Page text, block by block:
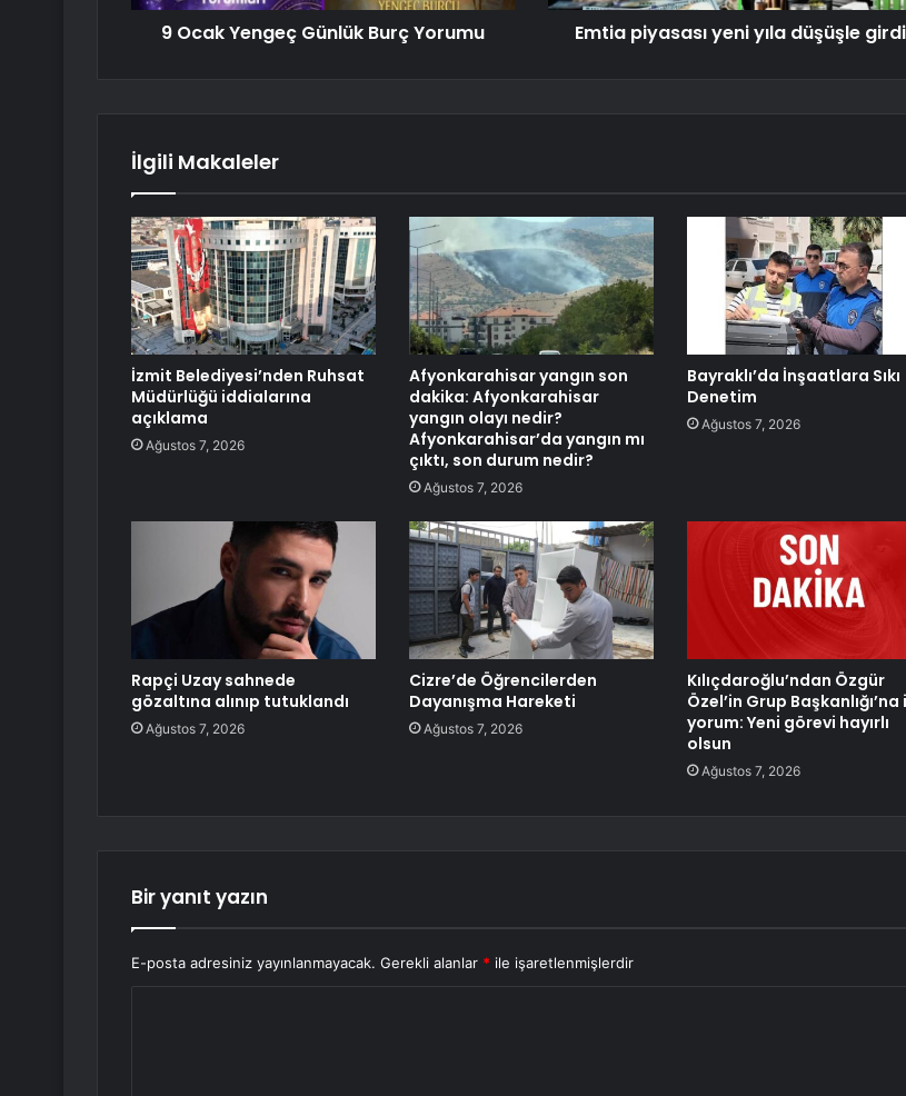
9 Ocak Yengeç Günlük Burç Yorumu Emtia piyasası yeni yıla düşüşle girdi
İlgili Makaleler
İzmit Belediyesi’nden Ruhsat
Müdürlüğü iddialarına
açıklama
Ağustos 7, 2026
Afyonkarahisar yangın son
dakika: Afyonkarahisar
yangın olayı nedir?
Afyonkarahisar’da yangın mı
çıktı, son durum nedir?
Ağustos 7, 2026
Bayraklı’da İnşaatlara Sıkı
Denetim
Ağustos 7, 2026
Rapçi Uzay sahnede
gözaltına alınıp tutuklandı
Ağustos 7, 2026
Cizre’de Öğrencilerden
Dayanışma Hareketi
Ağustos 7, 2026
Kılıçdaroğlu’ndan Özgür
Özel’in Grup Başkanlığı’na
yorum: Yeni görevi hayırlı
olsun
Ağustos 7, 2026
Bir yanıt yazın
E-posta adresiniz yayınlanmayacak. Gerekli alanlar * ile işaretlenmişlerdir